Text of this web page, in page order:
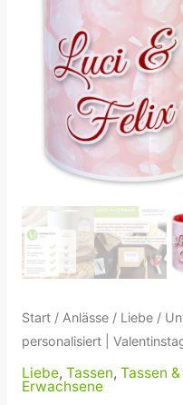
Start/ Anlässe/ Liebe/
personalisiert |
Liebe, Tassen, Tassen
Erwachsene
personalisiert
Valentinstag
Menge